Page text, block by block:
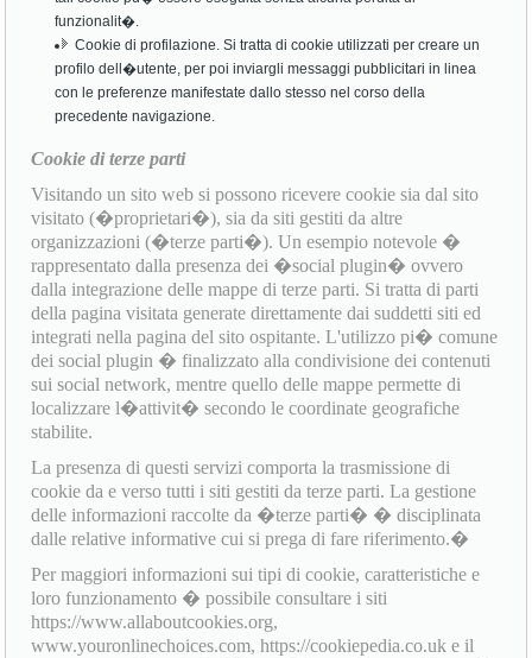
funzionalit�.
Cookie di profilazione. Si tratta di cookie utilizzati per creare un
profilo dell�utente, per poi inviargli messaggi pubblicitari in linea
con le preferenze manifestate dallo stesso nel corso della
precedente navigazione.
Cookie di terze parti
Visitando un sito web si possono ricevere cookie sia dal sito
visitato (�proprietari�), sia da siti gestiti da altre
organizzazioni (�terze parti�). Un esempio notevole �
rappresentato dalla presenza dei �social plugin� ovvero
dalla integrazione delle mappe di terze parti. Si tratta di parti
della pagina visitata generate direttamente dai suddetti siti ed
integrati nella pagina del sito ospitante. L'utilizzo pi� comune
dei social plugin � finalizzato alla condivisione dei contenuti
sui social network, mentre quello delle mappe permette di
localizzare l�attivit� secondo le coordinate geografiche
stabilite.
La presenza di questi servizi comporta la trasmissione di
cookie da e verso tutti i siti gestiti da terze parti. La gestione
delle informazioni raccolte da �terze parti� � disciplinata
dalle relative informative cui si prega di fare riferimento.�
Per maggiori informazioni sui tipi di cookie, caratteristiche e
loro funzionamento � possibile consultare i siti
https://www.allaboutcookies.org,
www.youronlinechoices.com, https://cookiepedia.co.uk e il